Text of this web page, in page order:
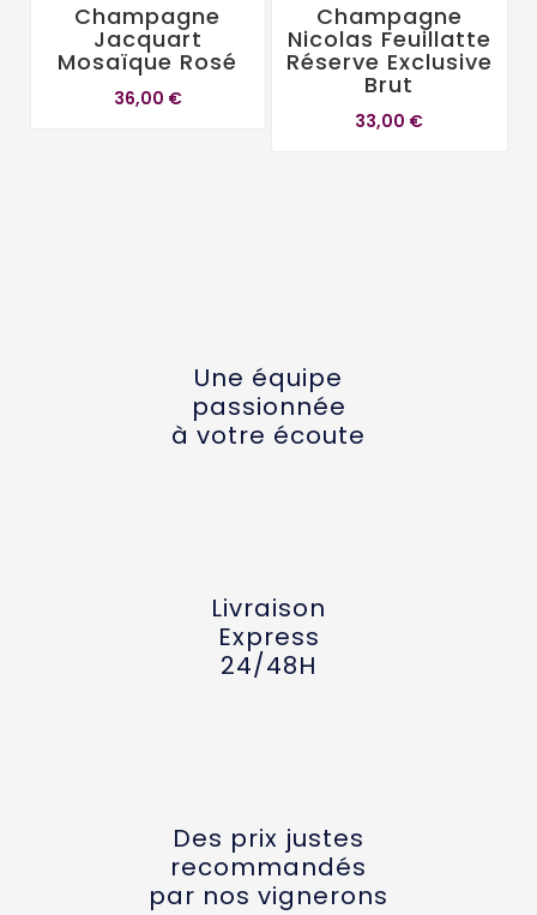
Champagne
Jacquart
Mosaïque Rosé
36,00 €
Champagne
Nicolas Feuillatte
Réserve Exclusive
Brut
33,00 €
Une équipe
passionnée
à votre écoute
Livraison
Express
24/48H
Des prix justes
recommandés
par nos vignerons